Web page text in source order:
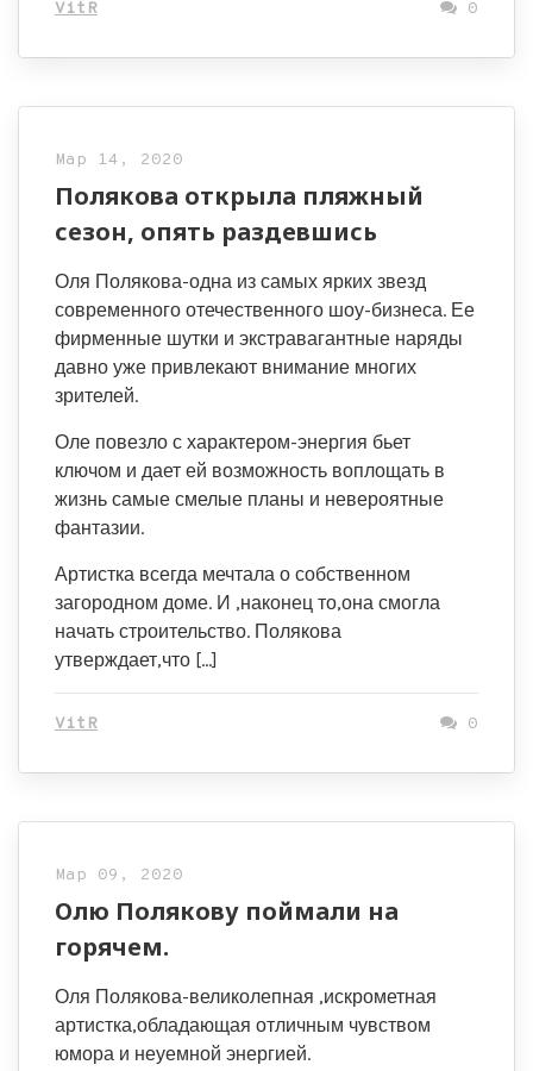
VitR 0
Мар 14, 2020
Полякова открыла пляжный
сезон, опять раздевшись
Оля Полякова-одна из самых ярких звезд
современного отечественного шоу-бизнеса. Ее
фирменные шутки и экстравагантные наряды
давно уже привлекают внимание многих
зрителей.
Оле повезло с характером-энергия бьет
ключом и дает ей возможность воплощать в
жизнь самые смелые планы и невероятные
фантазии.
Артистка всегда мечтала о собственном
загородном доме. И ,наконец то,она смогла
начать строительство. Полякова
утверждает,что […]
VitR 0
Мар 09, 2020
Олю Полякову поймали на
горячем.
Оля Полякова-великолепная ,искрометная
артистка,обладающая отличным чувством
юмора и неуемной энергией.